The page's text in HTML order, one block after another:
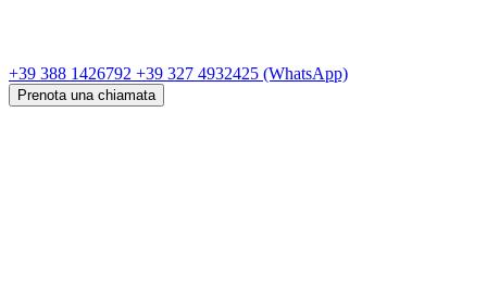
+39 388 1426792 +39 327 4932425 (WhatsApp)
Prenota una chiamata